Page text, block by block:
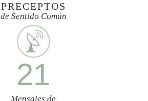
PRECEPTOS
de Sentido Común
21
Mensajes de